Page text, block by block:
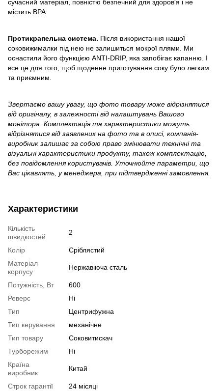
сучасний матеріал, повністю безпечний для здоров'я і не
містить BPA.
Протикрапельна система. Після використання нашої
соковижималки під нею не залишиться мокрої плями. Ми
оснастили його функцією ANTI-DRIP, яка запобігає капанню. І
все це для того, щоб щоденне приготування соку було легким
та приємним.
Звертаємо вашу увагу, що фото товару може відрізнятися
від оригіналу, в залежності від налаштувань Вашого
монітора. Комплектація та характеристики можуть
відрізнятися від заявлених на фото та в описі, компанія-
виробник залишає за собою право змінювати технічні та
візуальні характеристики продукту, також комплектацію,
без повідомлення користувачів. Уточнюйте параметри, що
Вас цікавлять, у менеджера, при підтвердженні замовлення.
Характеристики
Кількість
швидкостей
2
Колір
Сріблястий
Матеріал
корпусу
Нержавіюча сталь
Потужність, Вт
600
Реверс
Ні
Тип
Центрифужна
Тип керування
механічне
Тип товару
Соковитискач
Турборежим
Ні
Країна
виробник
Китай
Строк гарантії 24 місяці